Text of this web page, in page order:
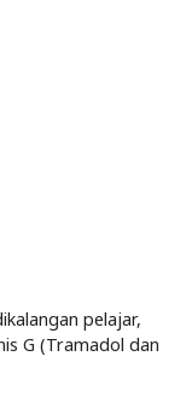
pelajar,
G (Tramadol dan